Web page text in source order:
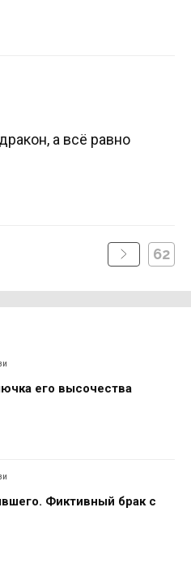
а всё равно
62
его высочества
Фиктивный брак с